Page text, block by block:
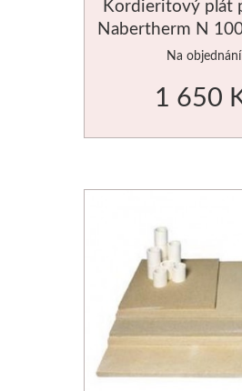
Novinky
Kordieritový plát
Nabertherm N
490x350mm
Na objednání
1 650